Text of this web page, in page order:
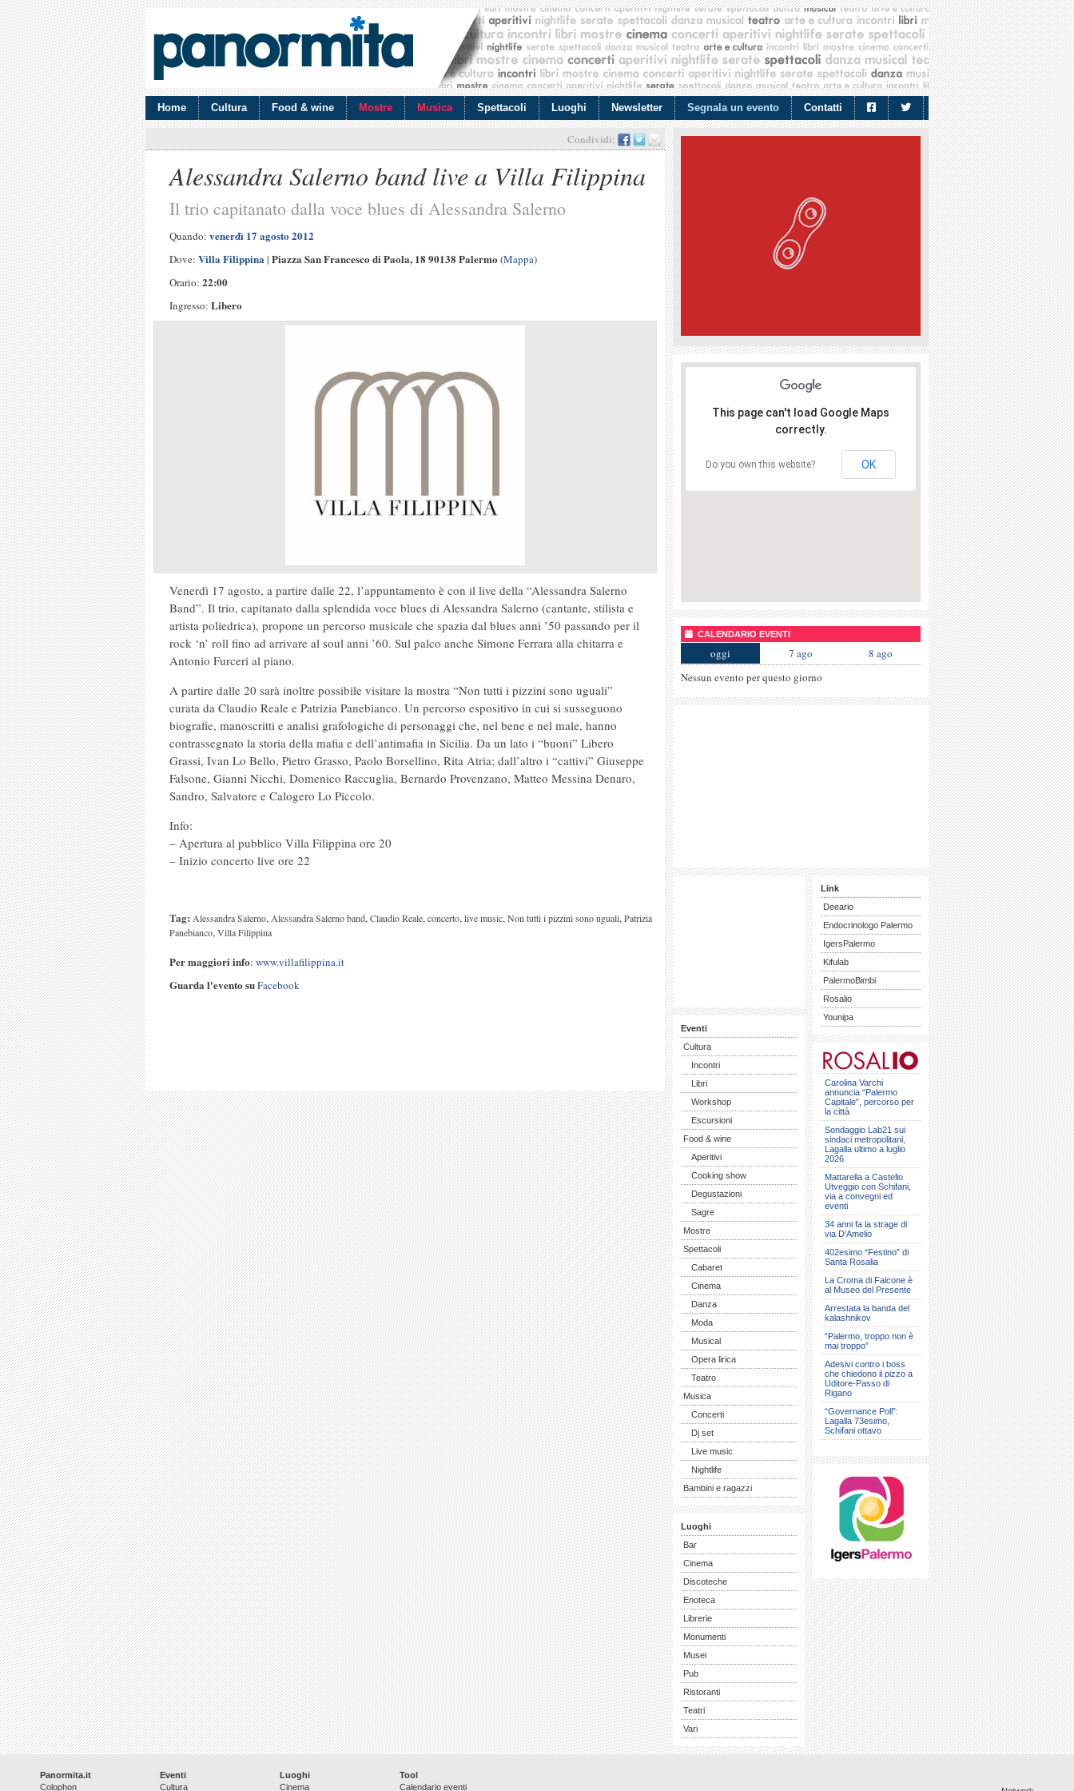
Home Cultura Food & wine Mostre Musica Spettacoli Luoghi Newsletter Segnala un evento Contatti
Condividi:
Alessandra Salerno band live a Villa Filippina
Il trio capitanato dalla voce blues di Alessandra Salerno
Quando: venerdì 17 agosto 2012
Dove: Villa Filippina | Piazza San Francesco di Paola, 18 90138 Palermo (Mappa)
Orario: 22:00
Ingresso: Libero
Venerdì 17 agosto, a partire dalle 22, l’appuntamento è con il live della “Alessandra Salerno
Band”. Il trio, capitanato dalla splendida voce blues di Alessandra Salerno (cantante, stilista e
artista poliedrica), propone un percorso musicale che spazia dal blues anni ’50 passando per il
rock ‘n’ roll fino ad arrivare al soul anni ’60. Sul palco anche Simone Ferrara alla chitarra e
Antonio Furceri al piano.
A partire dalle 20 sarà inoltre possibile visitare la mostra “Non tutti i pizzini sono uguali”
curata da Claudio Reale e Patrizia Panebianco. Un percorso espositivo in cui si susseguono
biografie, manoscritti e analisi grafologiche di personaggi che, nel bene e nel male, hanno
contrassegnato la storia della mafia e dell’antimafia in Sicilia. Da un lato i “buoni” Libero
Grassi, Ivan Lo Bello, Pietro Grasso, Paolo Borsellino, Rita Atria; dall’altro i “cattivi” Giuseppe
Falsone, Gianni Nicchi, Domenico Raccuglia, Bernardo Provenzano, Matteo Messina Denaro,
Sandro, Salvatore e Calogero Lo Piccolo.
Info:
– Apertura al pubblico Villa Filippina ore 20
– Inizio concerto live ore 22
Tag: Alessandra Salerno, Alessandra Salerno band,Claudio Reale,concerto,live music,Non tutti i pizzini sono uguali,Patrizia
Panebianco,Villa Filippina
Per maggiori info: www.villafilippina.it
Guarda l'evento suFacebook
This page can't load Google Maps
correctly.
Do you own this website? OK
CALENDARIO EVENTI
oggi 7 ago
8 ago
Nessun evento per questo giorno
Eventi
Cultura
Incontri
Libri
Workshop
Escursioni
Food & wine
Aperitivi
Cooking show
Degustazioni
Sagre
Mostre
Spettacoli
Cabaret
Cinema
Danza
Moda
Musical
Opera lirica
Teatro
Musica
Concerti
Dj set
Live music
Nightlife
Bambini e ragazzi
Luoghi
Bar
Cinema
Discoteche
Enoteca
Librerie
Monumenti
Musei
Pub
Ristoranti
Teatri
Vari
Link
Deeario
Endocrinologo Palermo
IgersPalermo
Kifulab
PalermoBimbi
Rosalio
Younipa
Carolina Varchi
annuncia “Palermo
Capitale”, percorso per
la città
Sondaggio Lab21 sui
sindaci metropolitani,
Lagalla ultimo a luglio
2026
Mattarella a Castello
Utveggio con Schifani,
via a convegni ed
eventi
34 anni fa la strage di
via D’Amelio
402esimo “Festino” di
Santa Rosalia
La Croma di Falcone è
al Museo del Presente
Arrestata la banda del
kalashnikov
“Palermo, troppo non è
mai troppo”
Adesivi contro i boss
che chiedono il pizzo a
Uditore-Passo di
Rigano
“Governance Poll”:
Lagalla 73esimo,
Schifani ottavo
Panormita.it
Colophon
Eventi
Cultura
Luoghi
Cinema
Tool
Calendario eventi